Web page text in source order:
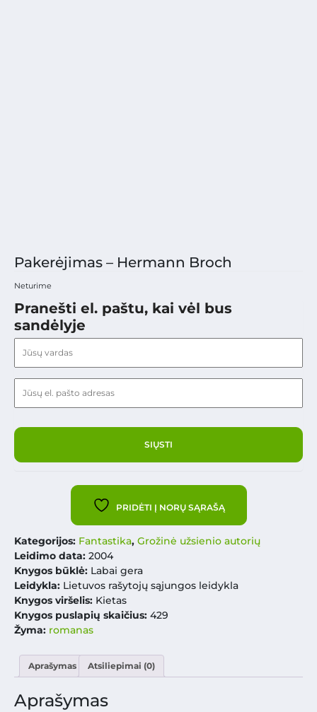
Pakerėjimas – Hermann Broch
Neturime
Pranešti el. paštu, kai vėl bus
sandėlyje
PRIDĖTI Į NORŲ SĄRAŠĄ
Kategorijos: Fantastika, Grožinė užsienio autorių
Leidimo data: 2004
Knygos būklė: Labai gera
Leidykla: Lietuvos rašytojų sąjungos leidykla
Knygos viršelis: Kietas
Knygos puslapių skaičius: 429
Žyma: romanas
Aprašymas Atsiliepimai (0)
Aprašymas